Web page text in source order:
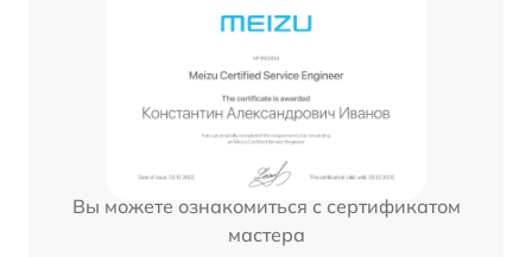
Вы можете ознакомиться с сертификатом
мастера